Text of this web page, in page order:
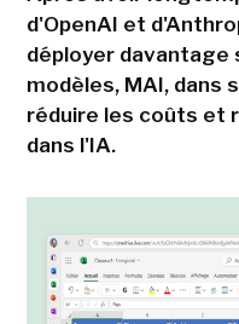
d'OpenAI et
déployer davantage
modèles, MAI, dans
réduire les coûts et
dans l'IA.